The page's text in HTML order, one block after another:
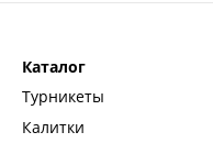
Каталог
Турникеты
Калитки